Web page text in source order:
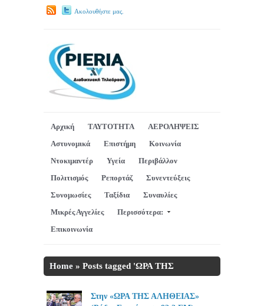
Ακολουθήστε μας.
Αρχική ΤΑΥΤΟΤΗΤΑ
ΑΕΡΟΛΗΨΕΙΣ
Αστυνομικά
Επιστήμη
Κοινωνία
Ντοκιμαντέρ
Υγεία
Περιβάλλον
Πολιτισμός
Ρεπορτάζ
Συνεντεύξεις
Συνομωσίες
Ταξίδια
Συναυλίες
Μικρές Αγγελίες
Περισσότερα:
Επικοινωνία
Home » Posts tagged 'ΩΡΑ ΤΗΣ
Στην «ΩΡΑ ΤΗΣ ΑΛΗΘΕΙΑΣ»